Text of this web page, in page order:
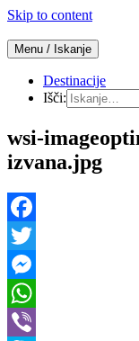
Skip to content
Mobilne
Počitnice v mobilnih
Menu / Iskanje
Destinacije
Išči:
wsi-
izvana.jpg
Facebook
Twitter
Messenger
WhatsApp